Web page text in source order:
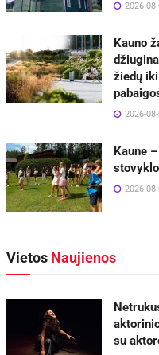
2026-
Kauno
žiedų
2026-
Kaune
2026-
Vietos Naujienos
su